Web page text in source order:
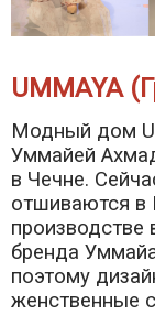
UMMAYA
Модный дом
Уммайей
в Чечне.
отшиваются в
производстве
бренда
поэтому
женственные